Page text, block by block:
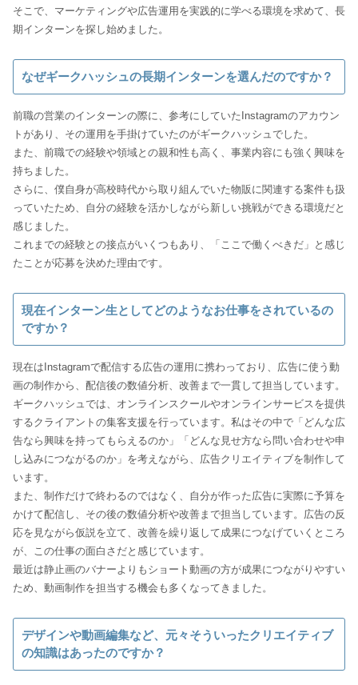
そこで、マーケティングや広告運用を実践的に学べる環境を求めて、長
期インターンを探し始めました。
なぜギークハッシュの長期インターンを選んだのですか？
前職の営業のインターンの際に、参考にしていたInstagramのアカウン
トがあり、その運用を手掛けていたのがギークハッシュでした。
また、前職での経験や領域との親和性も高く、事業内容にも強く興味を
持ちました。
さらに、僕自身が高校時代から取り組んでいた物販に関連する案件も扱
っていたため、自分の経験を活かしながら新しい挑戦ができる環境だと
感じました。
これまでの経験との接点がいくつもあり、「ここで働くべきだ」と感じ
たことが応募を決めた理由です。
現在インターン生としてどのようなお仕事をされているの
ですか？
現在はInstagramで配信する広告の運用に携わっており、広告に使う動
画の制作から、配信後の数値分析、改善まで一貫して担当しています。
ギークハッシュでは、オンラインスクールやオンラインサービスを提供
するクライアントの集客支援を行っています。私はその中で「どんな広
告なら興味を持ってもらえるのか」「どんな見せ方なら問い合わせや申
し込みにつながるのか」を考えながら、広告クリエイティブを制作して
います。
また、制作だけで終わるのではなく、自分が作った広告に実際に予算を
かけて配信し、その後の数値分析や改善まで担当しています。広告の反
応を見ながら仮説を立て、改善を繰り返して成果につなげていくところ
が、この仕事の面白さだと感じています。
最近は静止画のバナーよりもショート動画の方が成果につながりやすい
ため、動画制作を担当する機会も多くなってきました。
デザインや動画編集など、元々そういったクリエイティブ
の知識はあったのですか？